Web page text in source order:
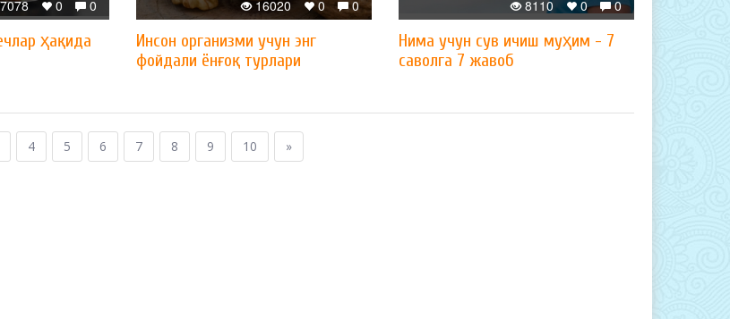
0
0
7078
ҳақида
0
0
16020
Инсон организми учун энг
фойдали ёнғоқ турлари
0
0
8110
Нима учун сув ичиш муҳим - 7
саволга 7 жавоб
4 5 6 7 8 9 10 »